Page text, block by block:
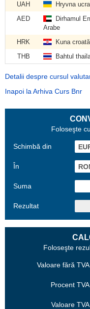
UAH
Hryvna
AED
Dirhamul
Arabe
HRK Kuna croată
THB
Bahtul
Detalii despre cursul
Inapoi la Arhiva Curs Bnr
Foloseşte
Schimbă din
În
Suma
Rezultat
Foloseşte
Valoare fără TVA
Procent TVA
Valoare TVA